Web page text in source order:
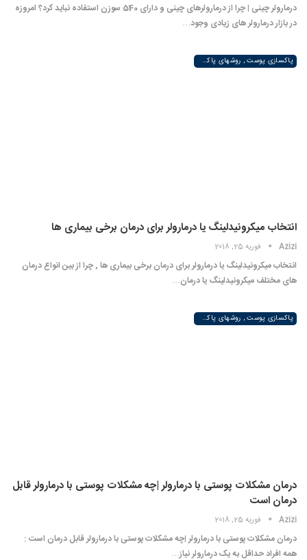
درمارولر چینی | چرا از درمارولرهای چینی و دارای 540 سوزن استفاده نباید کرد؟ امروزه
در بازار درمارولر های زیادی وجود…
پاکسازی پوست , روشهای پاکسازی پوست صورت و دست , پاکسازی انواع مختلف پوست | لیزر لند
انتخاب میکرونیدلینگ یا درمارولر برای درمان برخی بیماری ها
Azizi فوریه 25, 2018
انتخاب میکرونیدلینگ یا درمارولر برای درمان برخی بیماری ها , چرا از بین انواع درمان
های مختلف میکرونیدلینگ یا درمان…
پاکسازی پوست , روشهای پاکسازی پوست صورت و دست , پاکسازی انواع مختلف پوست | لیزر لند
درمان مشکلات پوستی با درمارولر |چه مشکلات پوستی با درمارولر قابل
درمان است
Azizi فوریه 25, 2018
درمان مشکلات پوستی با درمارولر |چه مشکلات پوستی با درمارولر قابل درمان است :
همه افراد حداقل به یک درمارولر نیاز…